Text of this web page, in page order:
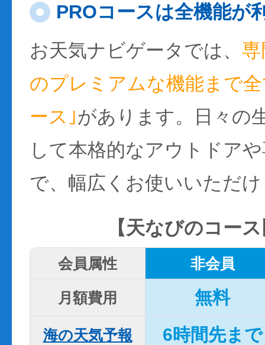
PROコースは全機能が
お天気ナビゲータでは、
のプレミアムな機能まで
ース｣があります。日々の
して本格的なアウトドア
で、幅広くお使いいただ
【天なびのコー
会員属性 非会員
月額費用 無料
海の天気予報 6時間先まで